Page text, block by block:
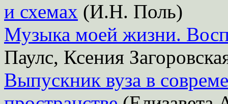
и схемах (И.Н. Поль)
Музыка моей жизни.
Паулс, Ксения
Выпускник вуза в